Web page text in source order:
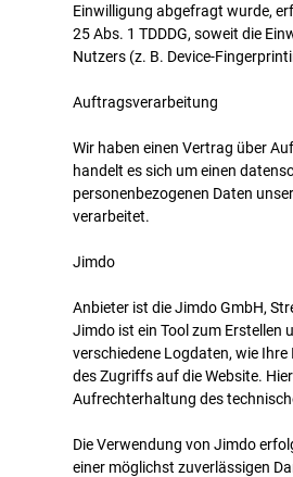
Einwilligung abgefragt wurde,
25 Abs. 1 TDDDG, soweit die
Nutzers (z. B. Device-
Auftragsverarbeitung
Wir haben einen Vertrag über
handelt es sich um einen
personenbezogenen Daten
verarbeitet.
Jimdo
Anbieter ist die Jimdo GmbH,
Jimdo ist ein Tool zum Erstellen
verschiedene Logdaten, wie
des Zugriffs auf die Website.
Aufrechterhaltung des
Die Verwendung von Jimdo
einer möglichst zuverlässigen